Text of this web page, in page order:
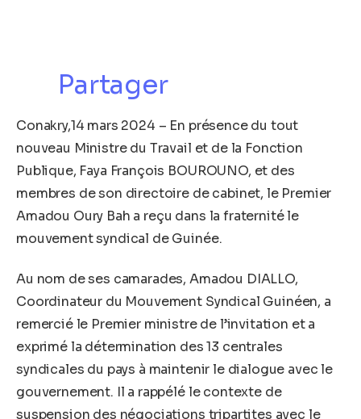
Partager
Conakry,14 mars 2024 – En présence du tout
nouveau Ministre du Travail et de la Fonction
Publique, Faya François BOUROUNO, et des
membres de son directoire de cabinet, le Premier
Amadou Oury Bah a reçu dans la fraternité le
mouvement syndical de Guinée.
Au nom de ses camarades, Amadou DIALLO,
Coordinateur du Mouvement Syndical Guinéen, a
remercié le Premier ministre de l’invitation et a
exprimé la détermination des 13 centrales
syndicales du pays à maintenir le dialogue avec le
gouvernement. Il a rappélé le contexte de
suspension des négociations tripartites avec le